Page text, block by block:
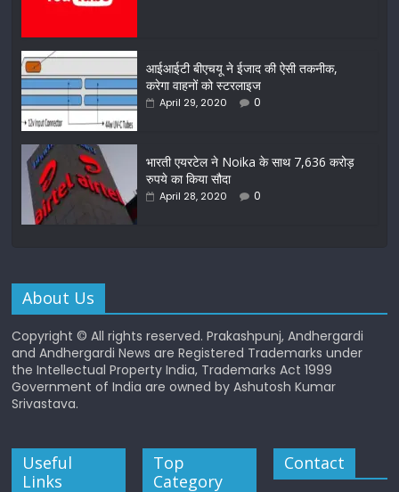
आईआईटी बीएचयू ने ईजाद की ऐसी तकनीक,
करेगा वाहनों को स्टरलाइज
April 29, 2020 0
भारती एयरटेल ने Noika के साथ 7,636 करोड़
रुपये का किया सौदा
April 28, 2020 0
About Us
Copyright © All rights reserved. Prakashpunj, Andhergardi
and Andhergardi News are Registered Trademarks under
the Intellectual Property India, Trademarks Act 1999
Government of India are owned by Ashutosh Kumar
Srivastava.
Useful
Links
Top
Category
Contact